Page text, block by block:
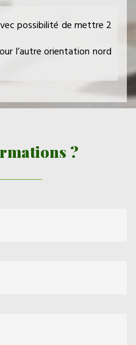
possibilité de mettre 2
l’autre orientation nord
?